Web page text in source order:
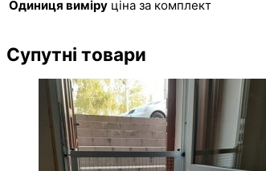
Одиниця виміру ціна за комплект
Супутні товари